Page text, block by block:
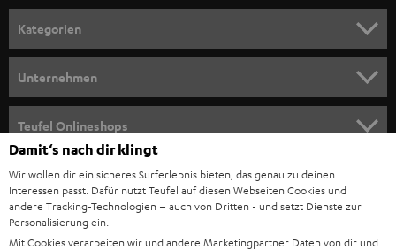
n
m
e
l
d
u
n
g
Kategorien
HEIMKINO-KOMPLETTANLAGEN
SOUNDBAR
HIFI-LAUTSPRECHER
SMART HOME
Unternehmen
KARRIERE
PRESSE & MARKETING
GESCHÄFTSKUNDEN
Teufel Onlineshops
ÖSTERREICH
Damit‘s nach dir klingt
Wir wollen dir ein sicheres Surferlebnis bieten, das genau zu deinen
Interessen passt. Dafür nutzt Teufel auf diesen Webseiten Cookies und
andere Tracking-Technologien – auch von Dritten - und setzt Dienste zur
Personalisierung ein.
Mit Cookies verarbeiten wir und andere Marketingpartner Daten von dir und